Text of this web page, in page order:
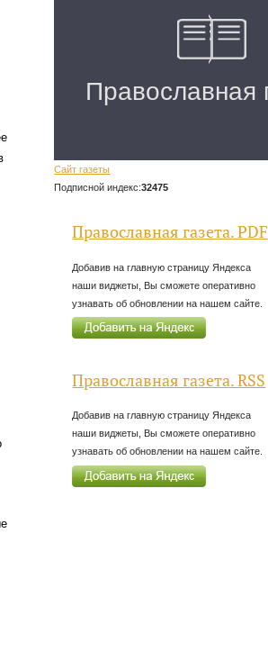
Сайт газеты
Подписной индекс:32475
Православная газета. PDF
Добавив на главную страницу Яндекса
наши виджеты, Вы сможете оперативно
узнавать об обновлении на нашем сайте.
Православная газета. RSS
Добавив на главную страницу Яндекса
наши виджеты, Вы сможете оперативно
узнавать об обновлении на нашем сайте.